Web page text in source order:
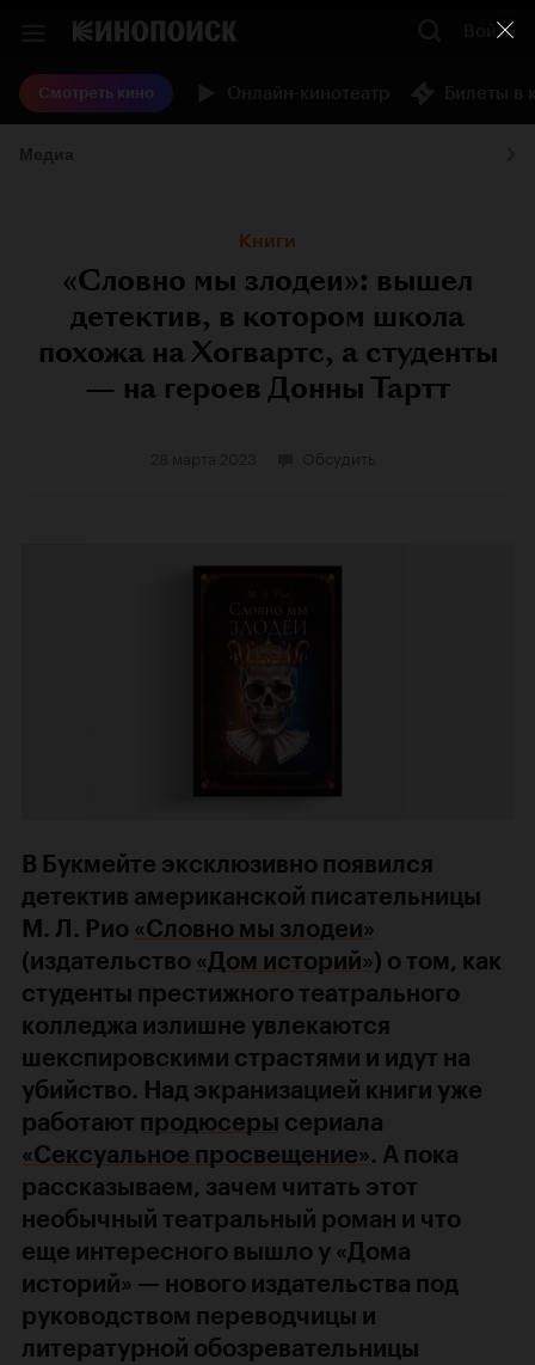
Войти
Смотреть кино
Книги
«Словно мы злодеи»: вышел
детектив, в котором школа
похожа на Хогвартс, а студенты
— на героев Донны Тартт
В Букмейте эксклюзивно появился
детектив американской писательницы
М. Л. Рио «Словно мы злодеи»
(издательство «Дом историй») о том, как
студенты престижного театрального
колледжа излишне увлекаются
шекспировскими страстями и идут на
убийство. Над экранизацией книги уже
работают продюсеры сериала
«Сексуальное просвещение». А пока
рассказываем, зачем читать этот
необычный театральный роман и что
еще интересного вышло у «Дома
историй» — нового издательства под
руководством переводчицы и
литературной обозревательницы